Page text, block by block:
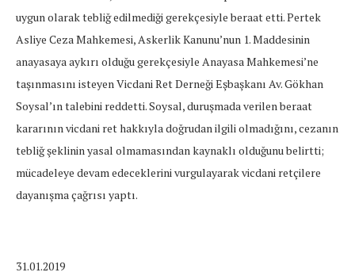
uygun olarak tebliğ edilmediği gerekçesiyle beraat etti. Pertek
Asliye Ceza Mahkemesi, Askerlik Kanunu’nun 1. Maddesinin
anayasaya aykırı olduğu gerekçesiyle Anayasa Mahkemesi’ne
taşınmasını isteyen Vicdani Ret Derneği Eşbaşkanı Av. Gökhan
Soysal’ın talebini reddetti. Soysal, duruşmada verilen beraat
kararının vicdani ret hakkıyla doğrudan ilgili olmadığını, cezanın
tebliğ şeklinin yasal olmamasından kaynaklı olduğunu belirtti;
mücadeleye devam edeceklerini vurgulayarak vicdani retçilere
dayanışma çağrısı yaptı.
31.01.2019